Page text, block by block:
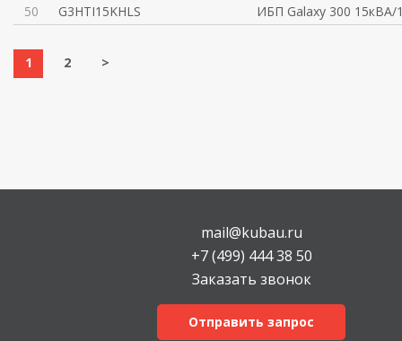
50
G3HTI15KHLS ИБП Galaxy 300 15кВА/
1 2 >
mail@kubau.ru
+7 (499) 444 38 50
Заказать звонок
Отправить запрос